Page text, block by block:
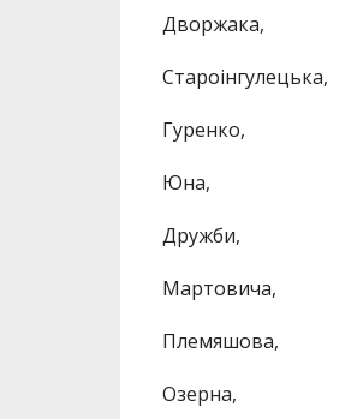
Дворжака,
Староінгулецька,
Гуренко,
Юна,
Дружби,
Мартовича,
Племяшова,
Озерна,